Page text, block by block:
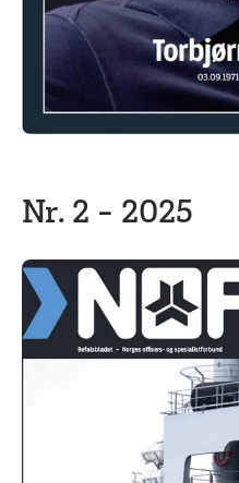
Nr. 2 - 2025